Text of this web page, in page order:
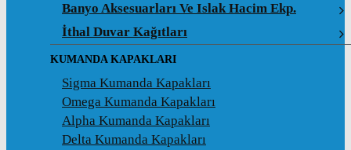
Banyo Aksesuarları Ve Islak Hacim Ekp.
İthal Duvar Kağıtları
KUMANDA KAPAKLARI
Sigma Kumanda Kapakları
Omega Kumanda Kapakları
Alpha Kumanda Kapakları
Delta Kumanda Kapakları